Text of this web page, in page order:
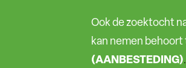
Ook de zoektocht
kan nemen
(AANBESTEDING).